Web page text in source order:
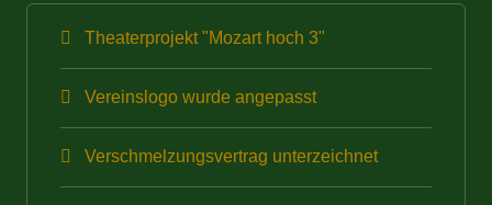
Theaterprojekt "Mozart hoch 3"
Vereinslogo wurde angepasst
Verschmelzungsvertrag unterzeichnet